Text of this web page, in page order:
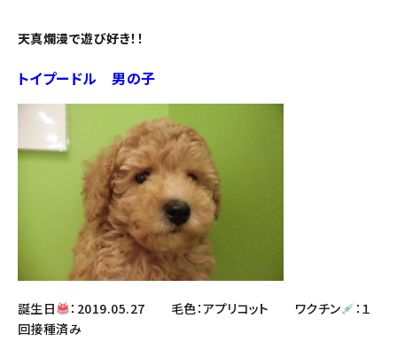
天真爛漫で遊び好き！！
トイプードル 男の子
誕生日 ：2019.05.27 毛色：アプリコット ワクチン
：１
回接種済み